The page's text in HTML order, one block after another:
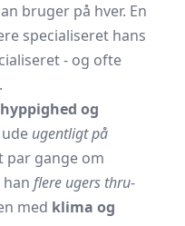
bruger på hver. En
specialiseret hans
- og ofte
hyppighed og
ugentligt på
par gange om
flere ugers thru-
med klima og